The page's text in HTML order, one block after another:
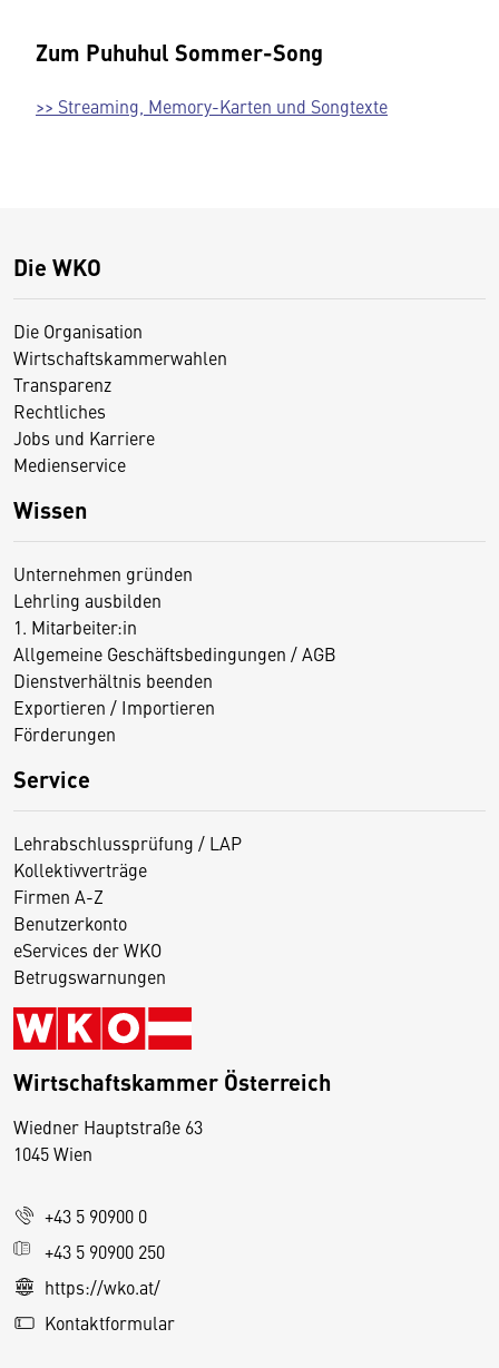
Zum Puhuhul Sommer-Song
>> Streaming, Memory-Karten und Songtexte
Die WKO
Die Organisation
Wirtschaftskammerwahlen
Transparenz
Rechtliches
Jobs und Karriere
Medienservice
Wissen
Unternehmen gründen
Lehrling ausbilden
1. Mitarbeiter:in
Allgemeine Geschäftsbedingungen / AGB
Dienstverhältnis beenden
Exportieren / Importieren
Förderungen
Service
Lehrabschlussprüfung / LAP
Kollektivverträge
Firmen A-Z
Benutzerkonto
eServices der WKO
Betrugswarnungen
Wirtschaftskammer Österreich
Wiedner Hauptstraße 63
1045 Wien
+43 5 90900 0
+43 5 90900 250
https://wko.at/
Kontaktformular
D
s
e
S
e